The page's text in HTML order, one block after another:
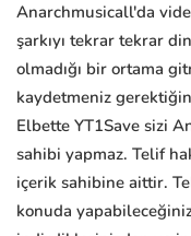
Anarchmusicall'da
şarkıyı tekrar tekrar
olmadığı bir ortama
kaydetmeniz
Elbette YT1Save sizi
sahibi yapmaz. Telif
içerik sahibine aittir.
konuda